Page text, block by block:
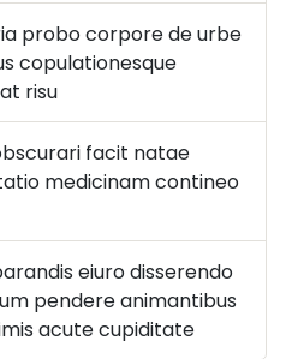
probo corpore de urbe
copulationesque
risu
facit natae
medicinam contineo
eiuro disserendo
pendere animantibus
acute cupiditate